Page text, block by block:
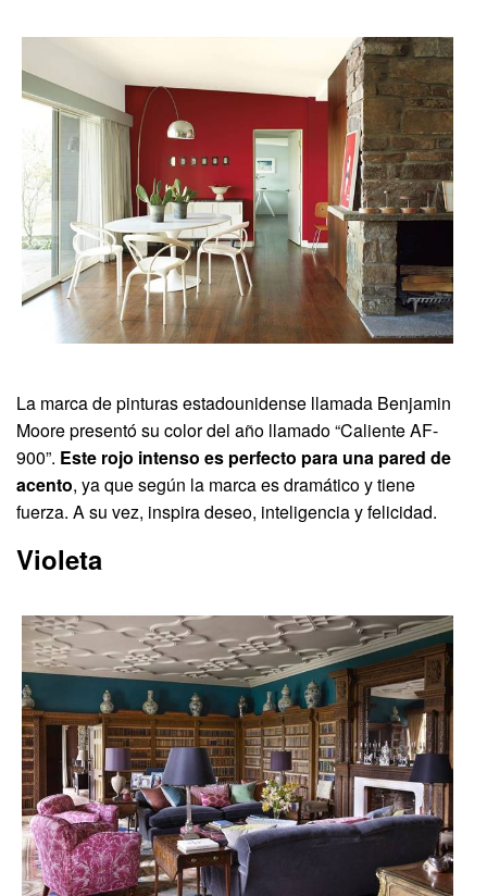
La marca de pinturas estadounidense llamada Benjamin
Moore presentó su color del año llamado “Caliente AF-
900”. Este rojo intenso es perfecto para una pared de
acento, ya que según la marca es dramático y tiene
fuerza. A su vez, inspira deseo, inteligencia y felicidad.
Violeta